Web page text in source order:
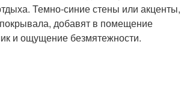
Темно-синие стены или акценты,
добавят в помещение
и ощущение безмятежности.